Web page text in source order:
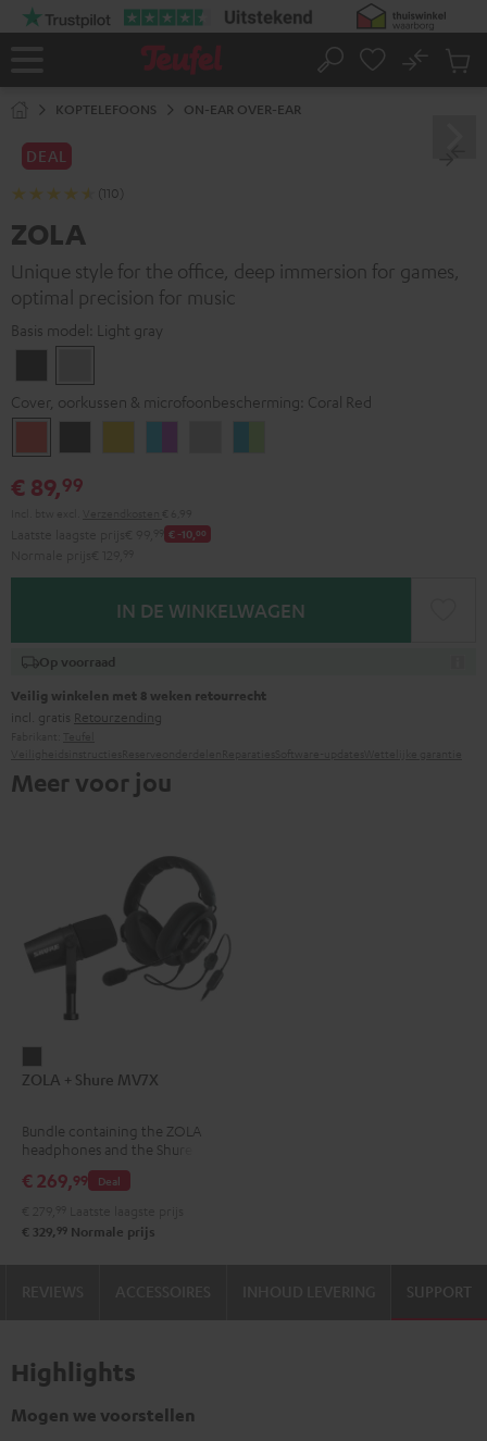
Home
Zoeken
No
KOPTELEFOONS ON-EAR OVER-EAR
DEAL
(110)
ZOLA
Unique style for the office, deep immersion for games,
optimal precision for music
Basis model:
Light gray
Gray
gray
Cover, oorkussen & microfoonbescherming: Coral Red
Red
Gray
Amber
Gray
€ 89,99
€ -10,00
IN DE WINKELWAGEN
Op voorraad
Veilig winkelen met 8 weken retourrecht
incl. gratis Retourzending
Meer voor jou
+
MV7X
Dark
Gray
ZOLA + Shure MV7X
Bundle containing the ZOLA
headphones and the Shure
MV7X microphone.
Deal
€ 269,99
€ 329, 99 Normale prijs
SUPPORT
Highlights
Mogen we voorstellen